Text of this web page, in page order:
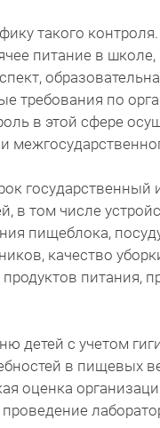
такого
питание в
требования по
в этой сфере
государственный
в том числе
пищеблока,
качество
питания,
детей с учетом
в пищевых
оценка